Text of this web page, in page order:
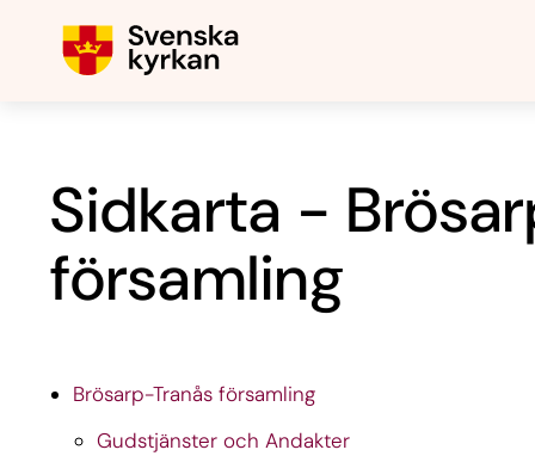
Sidkarta -
församling
Brösarp-Tranås församling
Gudstjänster och Andakter